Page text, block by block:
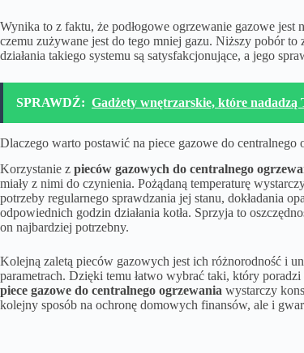
Wynika to z faktu, że podłogowe ogrzewanie gazowe
czemu zużywane jest do tego mniej gazu. Niższy pobór
działania takiego systemu są satysfakcjonujące, a jego
SPRAWDŹ: Gadżety wnętrzarskie, które nadadzą
Dlaczego warto postawić na piece gazowe do centralnego
Korzystanie z pieców gazowych do centralnego
miały z nimi do czynienia. Pożądaną temperaturę
potrzeby regularnego sprawdzania jej stanu, dokładania
odpowiednich godzin działania kotła. Sprzyja to
on najbardziej potrzebny.
Kolejną zaletą pieców gazowych jest ich różnorodność i
parametrach. Dzięki temu łatwo wybrać taki, który
piece gazowe do centralnego ogrzewania wystarczy
kolejny sposób na ochronę domowych finansów, ale i